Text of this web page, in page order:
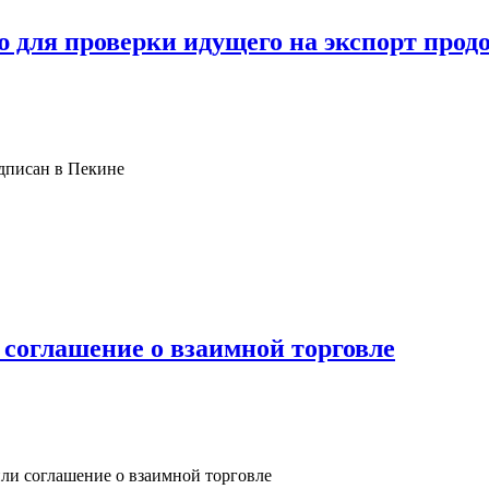
проверки идущего на экспорт
в Пекине
о взаимной торговле
соглашение о взаимной торговле